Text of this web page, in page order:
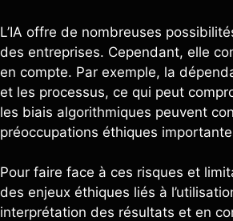
L’IA offre de nombreuses
des entreprises. Cependant, elle
en compte. Par exemple, la
et les processus, ce qui peut
les biais algorithmiques peuvent
préoccupations éthiques
Pour faire face à ces risques et
des enjeux éthiques liés à
interprétation des résultats et en